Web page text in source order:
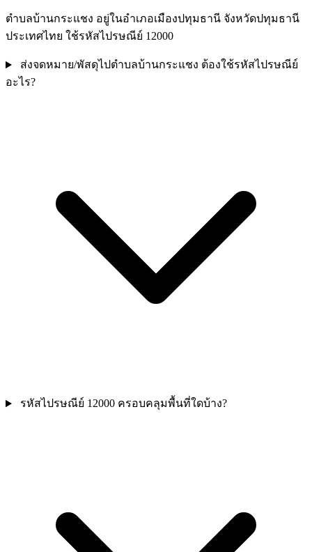
ตำบลบ้านกระแชง อยู่ในอำเภอเมืองปทุมธานี จังหวัดปทุมธานี
ประเทศไทย ใช้รหัสไปรษณีย์ 12000
ส่งจดหมาย/พัสดุไปตำบลบ้านกระแชง ต้องใช้รหัสไปรษณีย์
อะไร?
รหัสไปรษณีย์ 12000 ครอบคลุมพื้นที่ใดบ้าง?